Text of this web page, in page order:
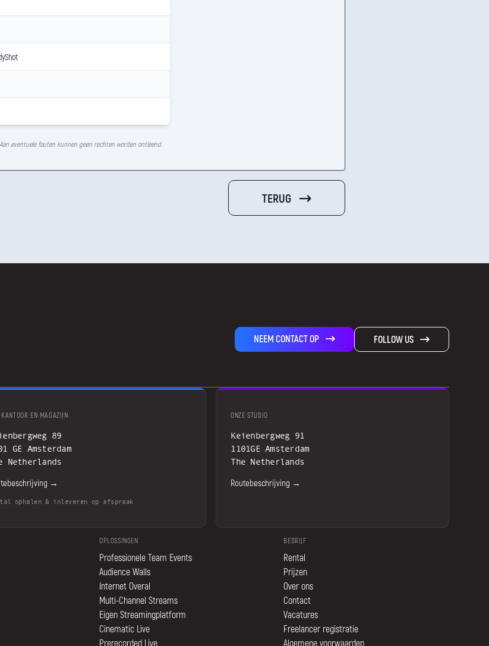
eventuele fouten kunnen geen rechten worden ontleend.
TERUG
NEEM CONTACT OP FOLLOW US
KANTOOR EN MAGAZIJN
89
GE Amsterdam
Netherlands
→
ophalen & inleveren op afspraak
ONZE STUDIO
Keienbergweg 91
1101GE Amsterdam
The Netherlands
Routebeschrijving →
OPLOSSINGEN
Professionele Team Events
Audience Walls
Internet Overal
Multi-Channel Streams
Eigen Streamingplatform
Cinematic Live
Prerecorded Live
BEDRIJF
Rental
Prijzen
Over ons
Contact
Vacatures
Freelancer registratie
Algemene voorwaarden